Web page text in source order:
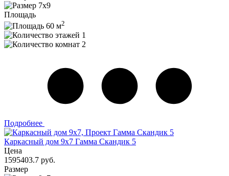
7x9
Площадь
60 м2
1
2
Подробнее
Каркасный дом 9x7 Гамма Скандик 5
Цена
1595403.7 руб.
Размер